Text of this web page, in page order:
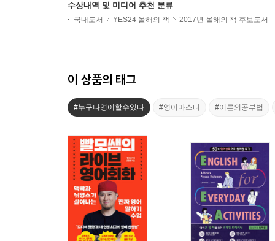
수상내역 및 미디어 추천 분류
국내도서 YES24 올해의 책 2017년 올해의 책 후보도서
이 상품의 태그
#누구나영어할수있다 #영어마스터 #어른의공부법